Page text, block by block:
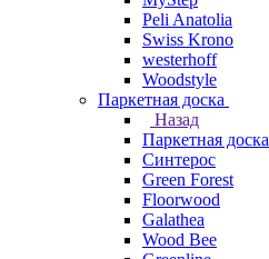
Peli Anatolia
Swiss Krono
westerhoff
Woodstyle
Паркетная доска
Назад
Паркетная доска
Синтерос
Green Forest
Floorwood
Galathea
Wood Bee